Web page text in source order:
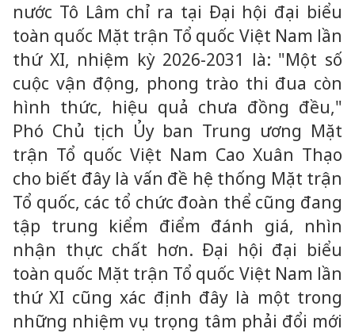
nước Tô Lâm chỉ ra tại Đại hội đại biểu
toàn quốc Mặt trận Tổ quốc Việt Nam lần
thứ XI, nhiệm kỳ 2026-2031 là: "Một số
cuộc vận động, phong trào thi đua còn
hình thức, hiệu quả chưa đồng đều,"
Phó Chủ tịch Ủy ban Trung ương Mặt
trận Tổ quốc Việt Nam Cao Xuân Thạo
cho biết đây là vấn đề hệ thống Mặt trận
Tổ quốc, các tổ chức đoàn thể cũng đang
tập trung kiểm điểm đánh giá, nhìn
nhận thực chất hơn. Đại hội đại biểu
toàn quốc Mặt trận Tổ quốc Việt Nam lần
thứ XI cũng xác định đây là một trong
những nhiệm vụ trọng tâm phải đổi mới